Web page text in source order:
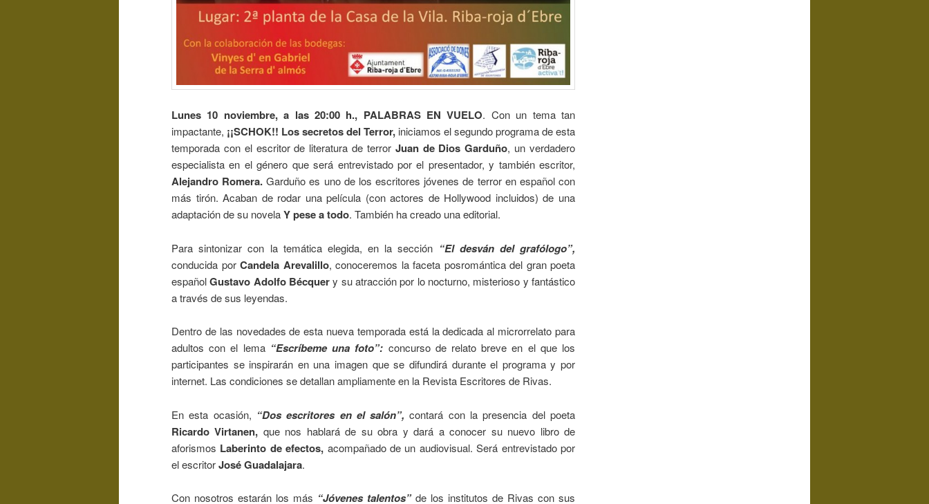
Lunes 10 noviembre, a las 20:00 h., PALABRAS EN VUELO. Con un tema tan
impactante, ¡¡SCHOK!! Los secretos del Terror, iniciamos el segundo programa de esta
temporada con el escritor de literatura de terror Juan de Dios Garduño, un verdadero
especialista en el género que será entrevistado por el presentador, y también escritor,
Alejandro Romera. Garduño es uno de los escritores jóvenes de terror en español con
más tirón. Acaban de rodar una película (con actores de Hollywood incluidos) de una
adaptación de su novelaY pese a todo. También ha creado una editorial.
Para sintonizar con la temática elegida, en la sección “El desván del grafólogo”,
conducida por Candela Arevalillo, conoceremos la faceta posromántica del gran poeta
españolGustavo Adolfo Bécquery su atracción por lo nocturno, misterioso y fantástico
a través de sus leyendas.
Dentro de las novedades de esta nueva temporada está la dedicada al microrrelato para
adultos con el lema “Escríbeme una foto”: concurso de relato breve en el que los
participantes se inspirarán en una imagen que se difundirá durante el programa y por
internet. Las condiciones se detallan ampliamente en la Revista Escritores de Rivas.
En esta ocasión, “Dos escritores en el salón”, contará con la presencia del poeta
Ricardo Virtanen, que nos hablará de su obra y dará a conocer su nuevo libro de
aforismos Laberinto de efectos, acompañado de un audiovisual. Será entrevistado por
el escritorJosé Guadalajara.
Con nosotros estarán los más “Jóvenes talentos” de los institutos de Rivas con sus